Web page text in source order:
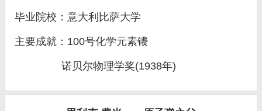
毕业院校：意大利比萨大学
主要成就：100号化学元素镄
诺贝尔物理学奖(1938年)